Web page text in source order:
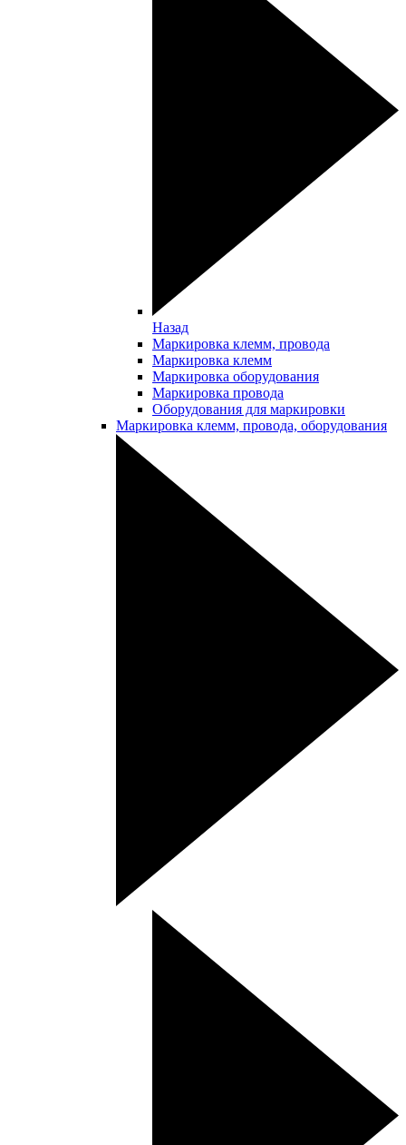
Назад
Маркировка клемм, провода
Маркировка клемм
Маркировка оборудования
Маркировка провода
Оборудования для маркировки
Маркировка клемм, провода, оборудования